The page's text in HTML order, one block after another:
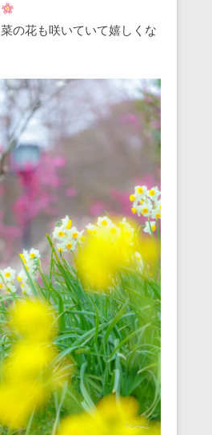
の花も咲いていて嬉しくな